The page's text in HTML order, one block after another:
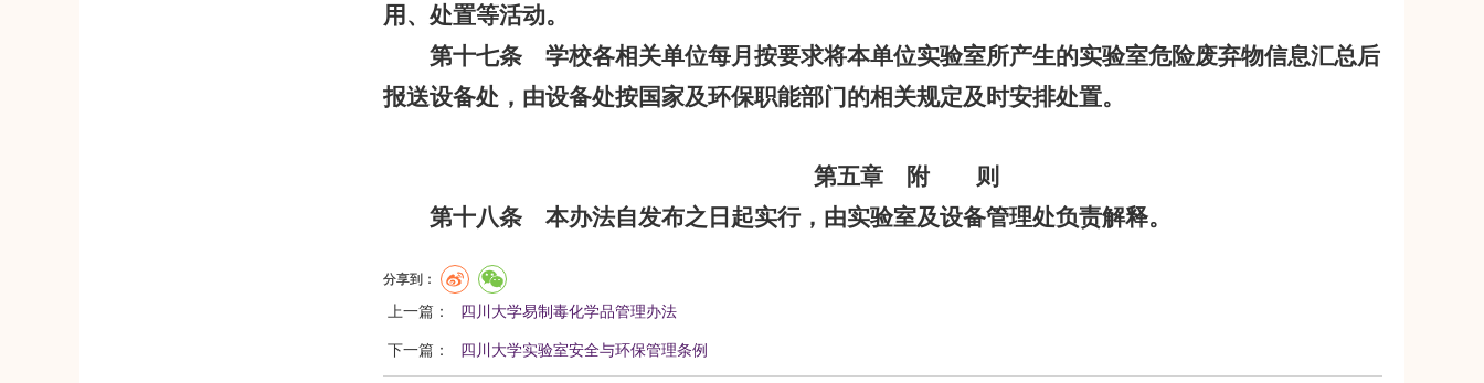
用、处置等活动。
第十七条 学校各相关单位每月按要求将本单位实验室所产生的实验室危险废弃物信息汇总后
报送设备处，由设备处按国家及环保职能部门的相关规定及时安排处置。
第五章 附 则
第十八条 本办法自发布之日起实行，由实验室及设备管理处负责解释。
分享到：
上一篇： 四川大学易制毒化学品管理办法
下一篇： 四川大学实验室安全与环保管理条例